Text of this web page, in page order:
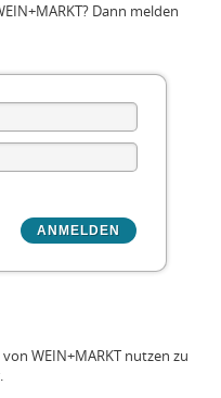
Dann melden
WEIN+MARKT nutzen zu